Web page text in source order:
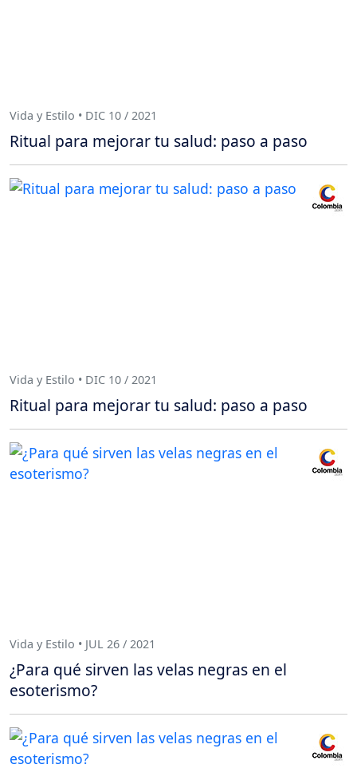
Vida y Estilo • DIC 10 / 2021
Ritual para mejorar tu salud: paso a paso
Vida y Estilo • DIC 10 / 2021
Ritual para mejorar tu salud: paso a paso
Vida y Estilo • JUL 26 / 2021
¿Para qué sirven las velas negras en el
esoterismo?